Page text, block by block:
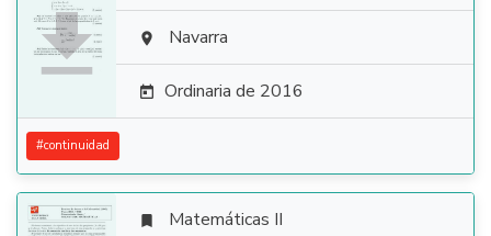
  Navarra
 Ordinaria de 2016
#continuidad
 Matemáticas II